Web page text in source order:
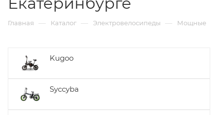
Главная — Каталог — Электровелосипеды — Мощные
Kugoo
Syccyba